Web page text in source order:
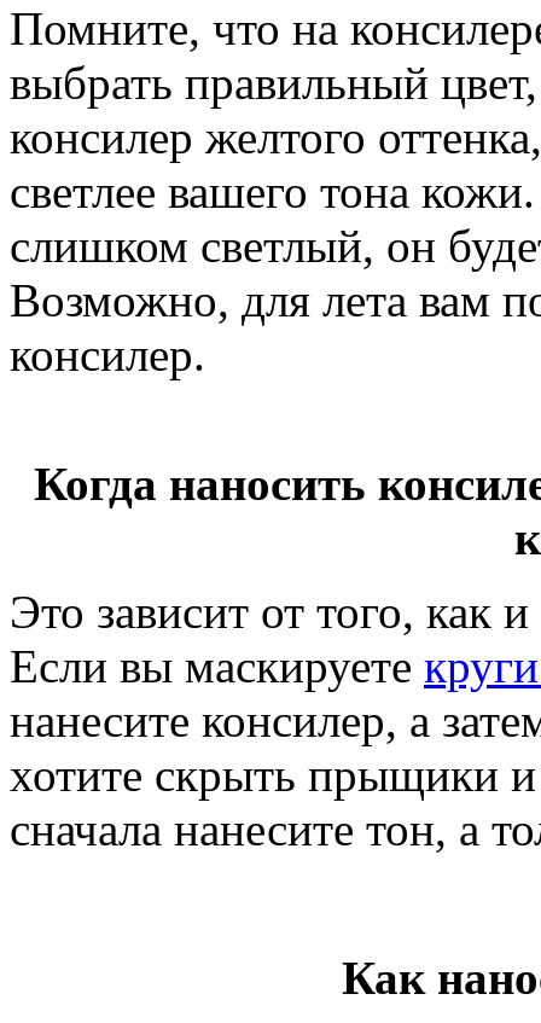
Помните, что на
выбрать правильный
консилер желтого
светлее вашего тона
слишком светлый, он
Возможно, для лета вам
консилер.
Когда наносить
Это зависит от того, как
Если вы маскируете
нанесите консилер, а
хотите скрыть прыщики
сначала нанесите тон, а
Как